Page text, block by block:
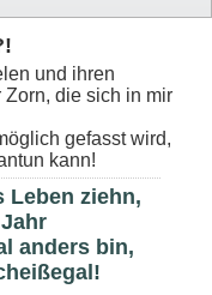
und ihren
die sich in mir
gefasst wird,
kann!
Leben ziehn,
anders bin,